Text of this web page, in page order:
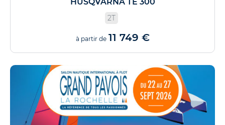
HUSQVARNA TE 300
2T
à partir de 11 749 €